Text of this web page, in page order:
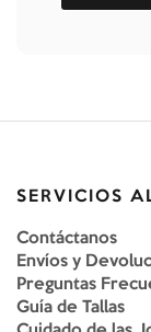
SERVICIOS
Contáctanos
Envíos y
Preguntas
Guía de Tallas